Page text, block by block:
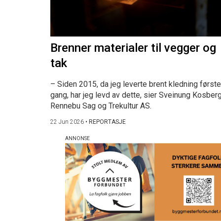
Brenner materialer til vegger og
tak
– Siden 2015, da jeg leverte brent kledning første
gang, har jeg levd av dette, sier Sveinung
Rennebu Sag og Trekultur AS.
22 Jun 2026 • REPORTASJE